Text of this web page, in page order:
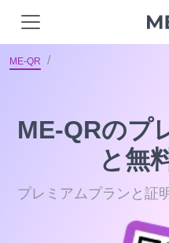
ME-QR
ME-QRのプ
と無
プレミアムプランと証